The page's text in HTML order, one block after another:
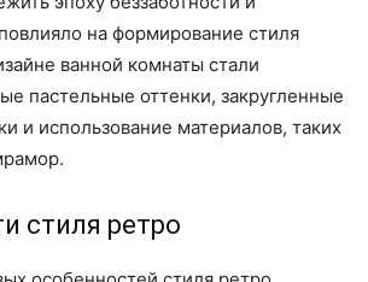
на формирование стиля
ванной комнаты стали
пастельные оттенки, закругленные
и использование материалов, таких
стиля ретро